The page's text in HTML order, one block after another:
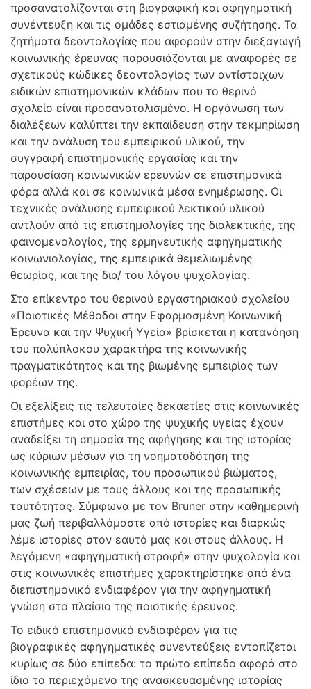
προσανατολίζονται στη βιογραφική και αφηγηματική
συνέντευξη και τις ομάδες εστιαμένης συζήτησης. Τα
ζητήματα δεοντολογίας που αφορούν στην διεξαγωγή
κοινωνικής έρευνας παρουσιάζονται με αναφορές σε
σχετικούς κώδικες δεοντολογίας των αντίστοιχων
ειδικών επιστημονικών κλάδων που το θερινό
σχολείο είναι προσανατολισμένο. Η οργάνωση των
διαλέξεων καλύπτει την εκπαίδευση στην τεκμηρίωση
και την ανάλυση του εμπειρικού υλικού, την
συγγραφή επιστημονικής εργασίας και την
παρουσίαση κοινωνικών ερευνών σε επιστημονικά
φόρα αλλά και σε κοινωνικά μέσα ενημέρωσης. Οι
τεχνικές ανάλυσης εμπειρικού λεκτικού υλικού
αντλούν από τις επιστημολογίες της διαλεκτικής, της
φαινομενολογίας, της ερμηνευτικής αφηγηματικής
κοινωνιολογίας, της εμπειρικά θεμελιωμένης
θεωρίας, και της δια/ του λόγου ψυχολογίας.
Στο επίκεντρο του θερινού εργαστηριακού σχολείου
«Ποιοτικές Μέθοδοι στην Εφαρμοσμένη Κοινωνική
Έρευνα και την Ψυχική Υγεία» βρίσκεται η κατανόηση
του πολύπλοκου χαρακτήρα της κοινωνικής
πραγματικότητας και της βιωμένης εμπειρίας των
φορέων της.
Οι εξελίξεις τις τελευταίες δεκαετίες στις κοινωνικές
επιστήμες και στο χώρο της ψυχικής υγείας έχουν
αναδείξει τη σημασία της αφήγησης και της ιστορίας
ως κύριων μέσων για τη νοηματοδότηση της
κοινωνικής εμπειρίας, του προσωπικού βιώματος,
των σχέσεων με τους άλλους και της προσωπικής
ταυτότητας. Σύμφωνα με τον Bruner στην καθημερινή
μας ζωή περιβαλλόμαστε από ιστορίες και διαρκώς
λέμε ιστορίες στον εαυτό μας και στους άλλους. Η
λεγόμενη «αφηγηματική στροφή» στην ψυχολογία και
στις κοινωνικές επιστήμες χαρακτηρίστηκε από ένα
διεπιστημονικό ενδιαφέρον για την αφηγηματική
γνώση στο πλαίσιο της ποιοτικής έρευνας.
Το ειδικό επιστημονικό ενδιαφέρον για τις
βιογραφικές αφηγηματικές συνεντεύξεις εντοπίζεται
κυρίως σε δύο επίπεδα: το πρώτο επίπεδο αφορά στο
ίδιο το περιεχόμενο της ανασκευασμένης ιστορίας